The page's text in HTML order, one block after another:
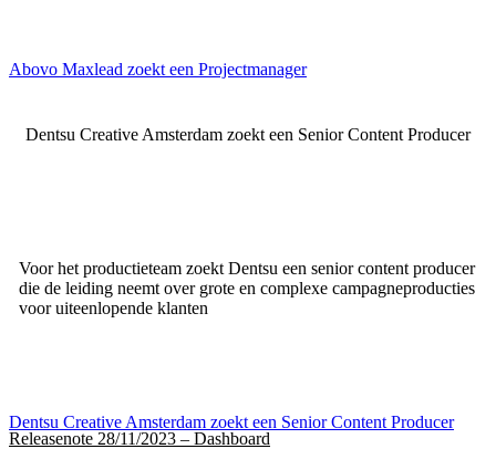
Abovo Maxlead zoekt een Projectmanager
Dentsu Creative Amsterdam zoekt een Senior Content Producer
Voor het productieteam zoekt Dentsu een senior content producer
die de leiding neemt over grote en complexe campagneproducties
voor uiteenlopende klanten
Dentsu Creative Amsterdam zoekt een Senior Content Producer
Releasenote 28/11/2023 – Dashboard